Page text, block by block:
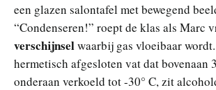
een glazen salontafel met bewegend
“Condenseren!” roept de klas als Marc
verschijnselwaarbij gas vloeibaar
hermetisch afgesloten vat dat bovenaan
onderaan verkoeld tot -30° C, zit